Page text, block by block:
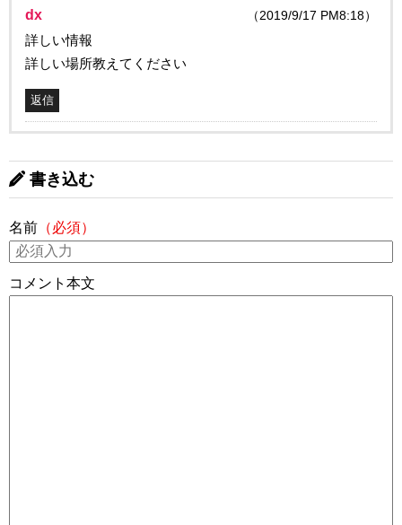
dx （2019/9/17 PM8:18）
詳しい情報
詳しい場所教えてください
返信
書き込む
名前 （必須）
コメント本文